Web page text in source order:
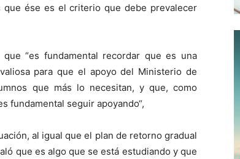
ése es el criterio que debe prevalecer
“es fundamental recordar que es una
para que el apoyo del Ministerio de
que más lo necesitan, y que, como
fundamental seguir apoyando“,
al igual que el plan de retorno gradual
que es algo que se está estudiando y que